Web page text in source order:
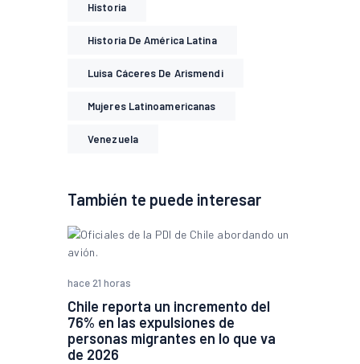
Historia
Historia De América Latina
Luisa Cáceres De Arismendi
Mujeres Latinoamericanas
Venezuela
También te puede interesar
hace 21 horas
Chile reporta un incremento del
76% en las expulsiones de
personas migrantes en lo que va
de 2026